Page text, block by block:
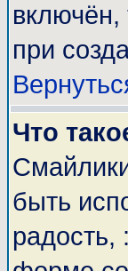
включён,
при
Что
быть
радость,